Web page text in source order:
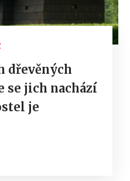
dřevěných
se jich nachází
je